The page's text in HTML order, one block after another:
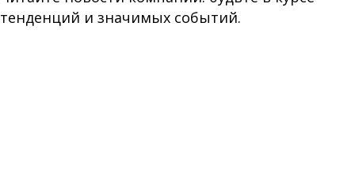
тенденций и значимых событий.